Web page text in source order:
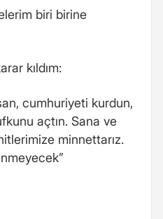
biri birine
kıldım:
cumhuriyeti kurdun,
açtın. Sana ve
minnettarız.